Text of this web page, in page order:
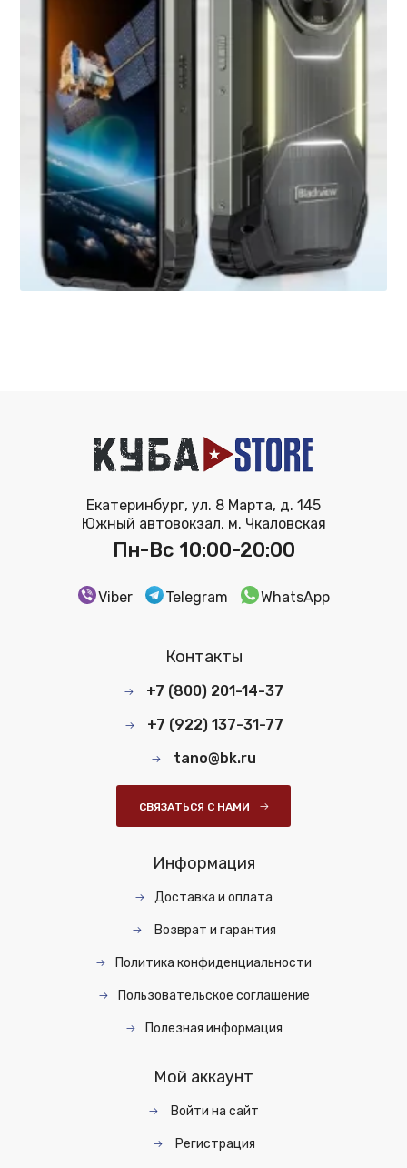
Екатеринбург, ул. 8 Марта, д. 145
Южный автовокзал, м. Чкаловская
Пн-Вс 10:00-20:00
Viber Telegram WhatsApp
Контакты
+7 (800) 201-14-37
+7 (922) 137-31-77
tano@bk.ru
СВЯЗАТЬСЯ С НАМИ
Информация
Доставка и оплата
Возврат и гарантия
Политика конфиденциальности
Пользовательское соглашение
Полезная информация
Мой аккаунт
Войти на сайт
Регистрация